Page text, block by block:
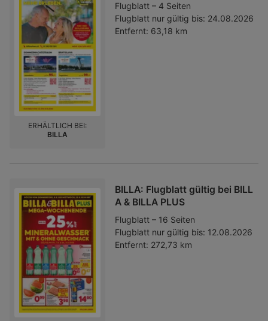
Flugblatt – 4 Seiten
Flugblatt nur gültig bis: 24.08.2026
Entfernt: 63,18 km
ERHÄLTLICH BEI:
BILLA
BILLA: Flugblatt gültig bei BILL
A & BILLA PLUS
Flugblatt – 16 Seiten
Flugblatt nur gültig bis: 12.08.2026
Entfernt: 272,73 km